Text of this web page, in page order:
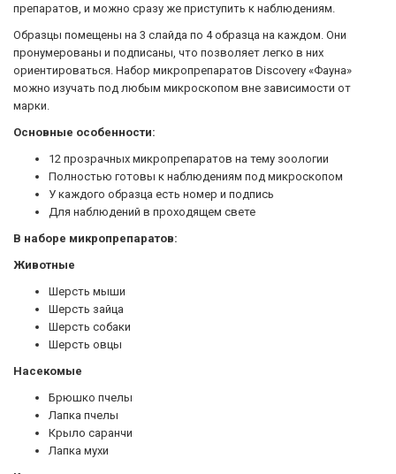
препаратов, и можно сразу же приступить к наблюдениям.
Образцы помещены на 3 слайда по 4 образца на каждом. Они
пронумерованы и подписаны, что позволяет легко в них
ориентироваться. Набор микропрепаратов Discovery «Фауна»
можно изучать под любым микроскопом вне зависимости от
марки.
Основные особенности:
12 прозрачных микропрепаратов на тему зоологии
Полностью готовы к наблюдениям под микроскопом
У каждого образца есть номер и подпись
Для наблюдений в проходящем свете
В наборе микропрепаратов:
Животные
Шерсть мыши
Шерсть зайца
Шерсть собаки
Шерсть овцы
Насекомые
Брюшко пчелы
Лапка пчелы
Крыло саранчи
Лапка мухи